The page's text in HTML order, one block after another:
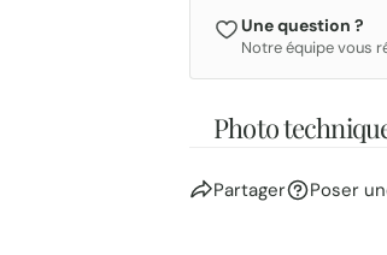
Une question ?
Notre équipe vous
Photo
Partager Poser